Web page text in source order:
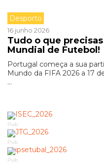
Desporto
16 junho 2026
Tudo o que
Mundial de Futebol!
Portugal começa a sua
Mundo da FIFA 2026 a 17
...
Pub
Pub
Pub